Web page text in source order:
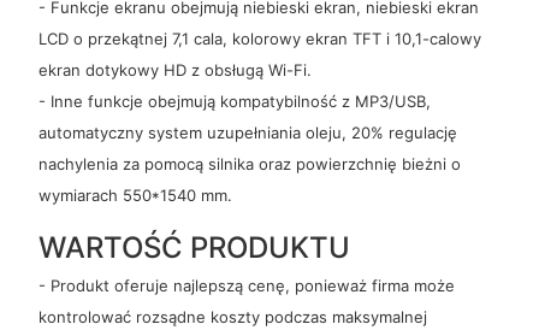
- Funkcje ekranu obejmują niebieski ekran, niebieski ekran
LCD o przekątnej 7,1 cala, kolorowy ekran TFT i 10,1-calowy
ekran dotykowy HD z obsługą Wi-Fi.
- Inne funkcje obejmują kompatybilność z MP3/USB,
automatyczny system uzupełniania oleju, 20% regulację
nachylenia za pomocą silnika oraz powierzchnię bieżni o
wymiarach 550*1540 mm.
WARTOŚĆ PRODUKTU
- Produkt oferuje najlepszą cenę, ponieważ firma może
kontrolować rozsądne koszty podczas maksymalnej